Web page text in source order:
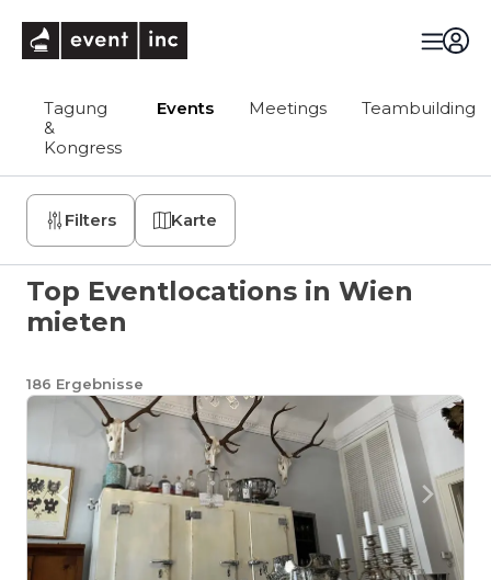
Tagung
&
Kongress
Events Meetings Teambuilding
Filters Karte
Top Eventlocations in Wien
mieten
186 Ergebnisse